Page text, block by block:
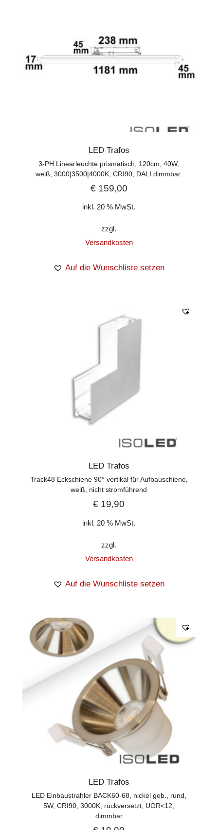
LED Trafos
3-PH Linearleuchte prismatisch, 120cm, 40W,
weiß, 3000|3500|4000K, CRI90, DALI dimmbar.
€159,00
inkl. 20 % MwSt.
zzgl.
Versandkosten
Auf die Wunschliste setzen
LED Trafos
Track48 Eckschiene 90° vertikal für Aufbauschiene,
weiß, nicht stromführend
€ 19,90
inkl. 20 % MwSt.
zzgl.
Versandkosten
Auf die Wunschliste setzen
LED Trafos
LED Einbaustrahler BACK60-68, nickel geb., rund,
5W, CRI90, 3000K, rückversetzt, UGR<12,
dimmbar